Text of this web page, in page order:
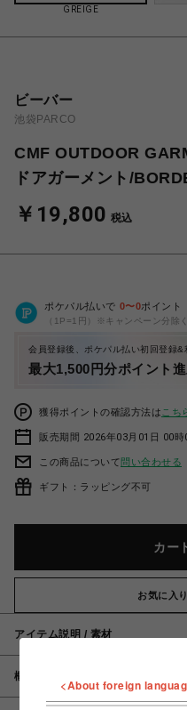
GREIGE
ビーバー
池袋PARCO
CMF OUTDOOR
ドアガーメント/
￥19,800 税込
ポケパル払いで 0〜0ポイント
（1P=1円）※キャンペーン分除く
会員登録後、ポケパル払い初回登録&
最大1,500円分ポイント
獲得ポイントの確認方法は こち
販売期間 2026年03月01日 00
この商品について問い合わせる
ギフト：ラッピング不可
カー
お気に入
アイテム説明 / 素材
概要
<About foreign